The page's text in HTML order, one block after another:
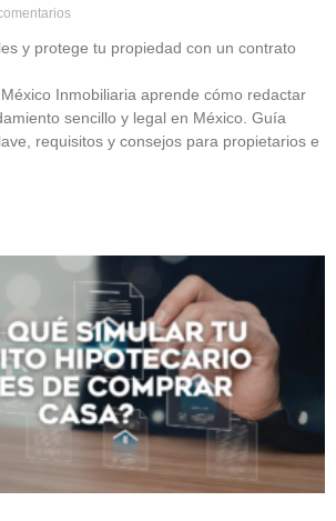
y protege tu propiedad con un contrato
Inmobiliaria aprende cómo redactar
sencillo y legal en México. Guía
requisitos y consejos para propietarios e